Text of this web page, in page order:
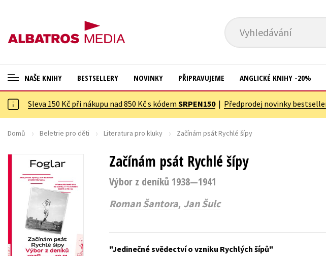
Vyhledávání
NAŠE KNIHY
ANGLICKÉ KNIHY -20 %
VÝPRODEJ -70 %
ASTERIX S DÁRKEM
🎁DÁRKOVÉ PUBLIKACE
✉️ DÁRKOVÉ POUKAZY
Auto - moto
Beletrie pro děti
Cestování
Dárkové publikace
Digitální fotografie
Esoterika a duchovní svět
Historie a military
Jazyky
Populárně - naučná
Populárně - naučné pro
BESTSELLERY NOVINKY PŘIPRAVUJEME ANGLICKÉ KNIHY -20%
Sleva 150 Kč při nákupu nad 850 Kč s kódem SRPEN150| Předprodej novinky
Domů Beletrie pro děti Literatura pro kluky Začínám psát Rychlé šípy
Začínám psát Rychlé šípy
Výbor z deníků 1938—1941
Roman Šantora, Jan Šulc
Jedinečné svědectví o vzniku Rychlých šípů